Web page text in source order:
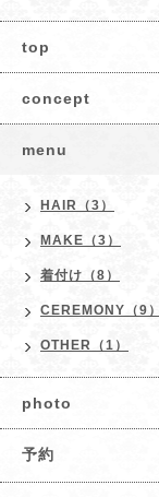
top
concept
menu
HAIR（3）
MAKE（3）
着付け（8）
CEREMONY（9）
OTHER（1）
photo
予約